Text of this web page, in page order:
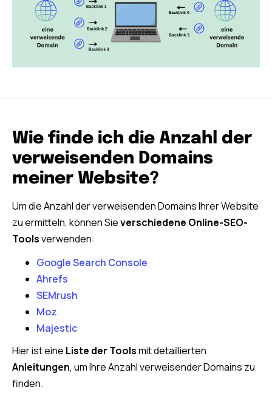
Wie finde ich die Anzahl der
verweisenden Domains
meiner Website?
Um die Anzahl der verweisenden Domains Ihrer Website
zu ermitteln, können Sieverschiedene Online-SEO-
Toolsverwenden:
Google Search Console
Ahrefs
SEMrush
Moz
Majestic
Hier ist eine Liste der Toolsmit detaillierten
Anleitungen, um Ihre Anzahl verweisender Domains zu
finden.